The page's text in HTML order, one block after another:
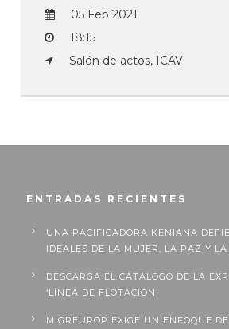
05 Feb 2021
18:15
Salón de actos, ICAV
ENTRADAS RECIENTES
UNA PACIFICADORA KENIANA
IDEALES DE LA MUJER, LA PAZ Y LA
DESCARGA EL CATÁLOGO DE LA
‘LÍNEA DE FLOTACIÓN’
MIGREUROP EXIGE UN ENFOQUE